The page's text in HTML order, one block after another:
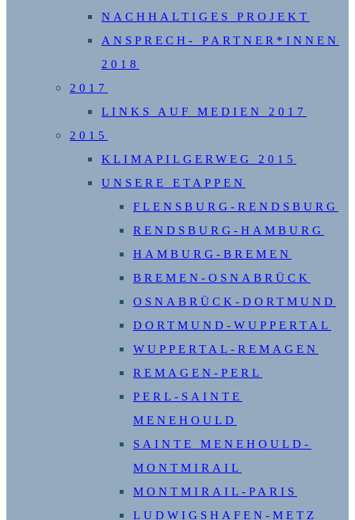
NACHHALTIGES PROJEKT
ANSPRECH- PARTNER*INNEN
2018
2017
LINKS AUF MEDIEN 2017
2015
KLIMAPILGERWEG 2015
UNSERE ETAPPEN
FLENSBURG-RENDSBURG
RENDSBURG-HAMBURG
HAMBURG-BREMEN
BREMEN-OSNABRÜCK
OSNABRÜCK-DORTMUND
DORTMUND-WUPPERTAL
WUPPERTAL-REMAGEN
REMAGEN-PERL
PERL-SAINTE
MENEHOULD
SAINTE MENEHOULD-
MONTMIRAIL
MONTMIRAIL-PARIS
LUDWIGSHAFEN-METZ